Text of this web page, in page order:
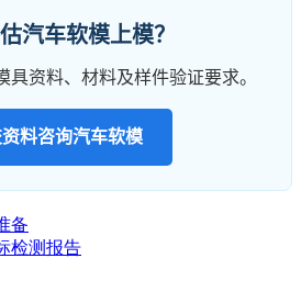
汽车软模上模？
具资料、材料及样件验证要求。
料咨询汽车软模
备
检测报告